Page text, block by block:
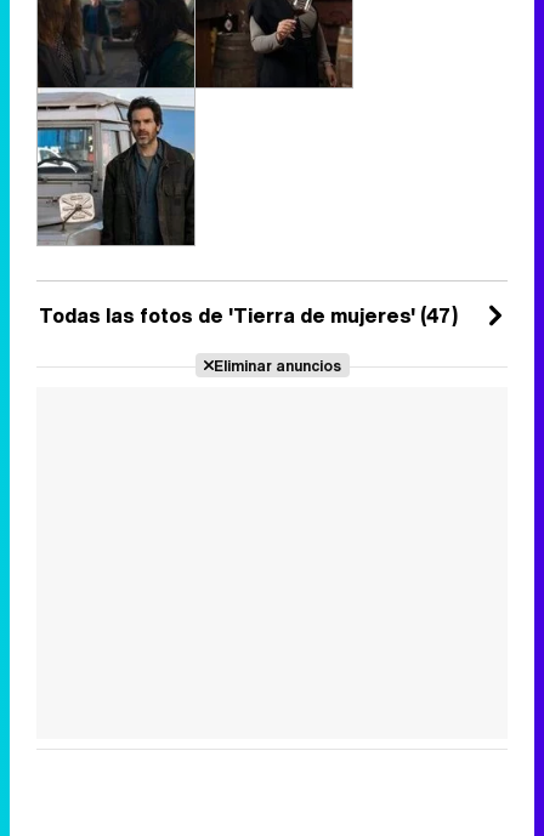
Todas las fotos de 'Tierra de mujeres' (47)
Eliminar anuncios